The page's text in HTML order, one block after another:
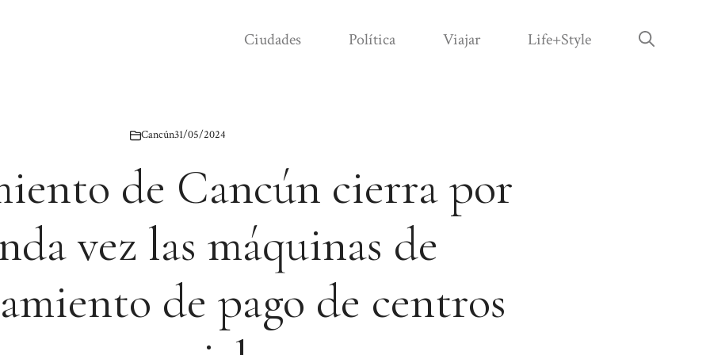
Ciudades Política Viajar Life+Style
Cancún31/05/2024
de Cancún cierra por
vez las máquinas de
de pago de centros